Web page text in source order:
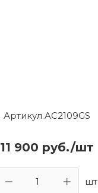
Артикул AC2109GS
11 900 руб./шт
шт